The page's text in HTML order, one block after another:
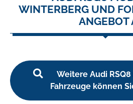
WINTERBERG UND
ANGEBOT
Weitere Audi
Fahrzeuge können